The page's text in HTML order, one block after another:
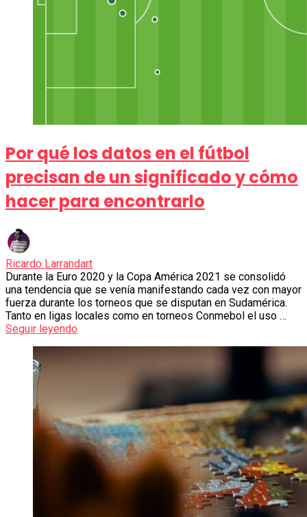
Por qué los datos en el fútbol
precisan de un significado y cómo
hacer para encontrarlo
Ricardo Larrandart
Durante la Euro 2020 y la Copa América 2021 se consolidó
una tendencia que se venía manifestando cada vez con mayor
fuerza durante los torneos que se disputan en Sudamérica.
Tanto en ligas locales como en torneos Conmebol el uso …
Seguir leyendo